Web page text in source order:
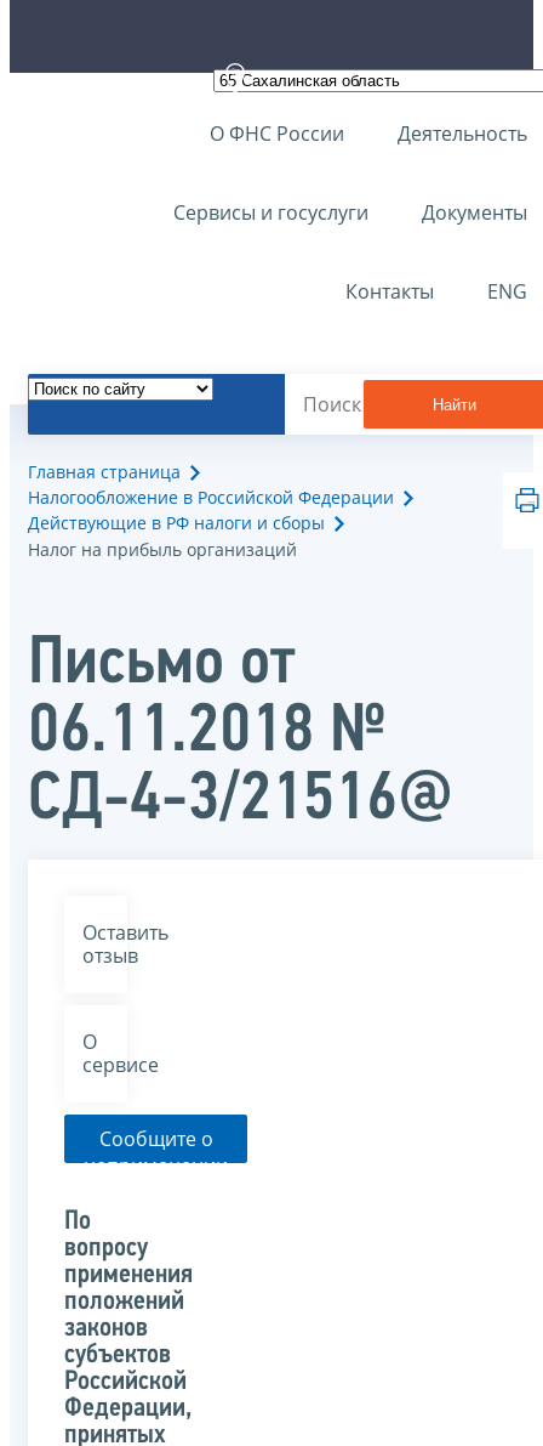
О ФНС России Деятельность
Сервисы и госуслуги Документы
Контакты ENG
Найти
Главная страница
Налогообложение в Российской Федерации
Действующие в РФ налоги и сборы
Налог на прибыль организаций
Письмо от
06.11.2018 №
СД-4-3/21516@
Оставить
отзыв
О
сервисе
Сообщите о
неприменении
указанного
письма
По
вопросу
применения
положений
законов
субъектов
Российской
Федерации,
принятых